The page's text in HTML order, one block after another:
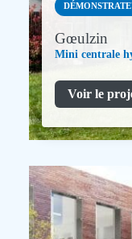
Gœulzin
Mini centrale
Voir le